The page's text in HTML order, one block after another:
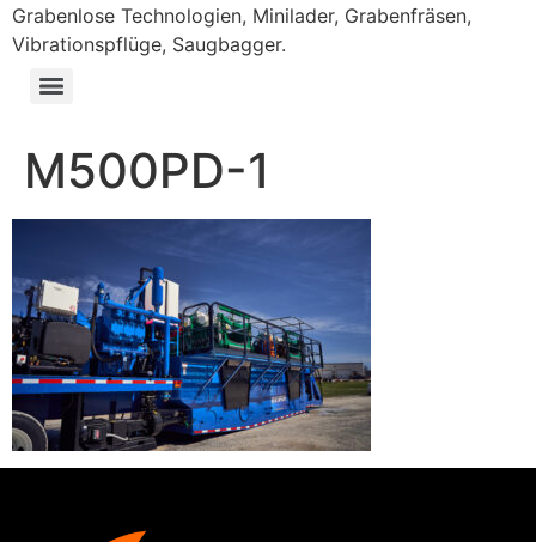
Grabenlose Technologien, Minilader, Grabenfräsen,
Vibrationspflüge, Saugbagger.
M500PD-1